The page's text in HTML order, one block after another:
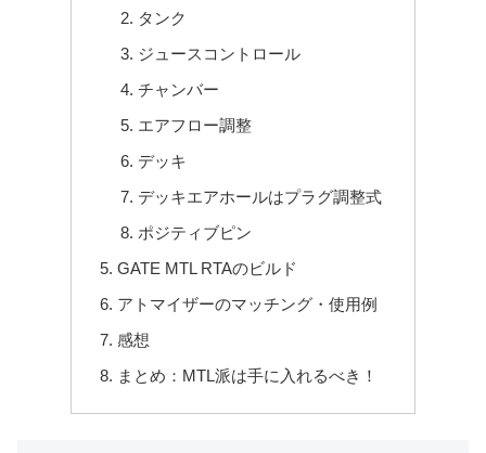
タンク
ジュースコントロール
チャンバー
エアフロー調整
デッキ
デッキエアホールはプラグ調整式
ポジティブピン
GATE MTL RTAのビルド
アトマイザーのマッチング・使用例
感想
まとめ：MTL派は手に入れるべき！